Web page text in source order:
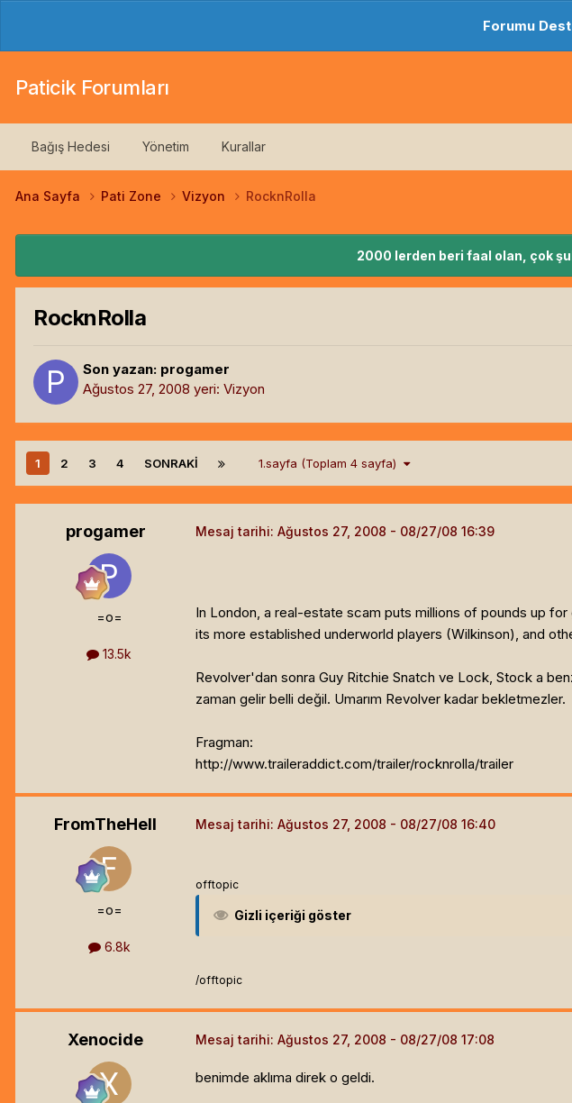
Forumu
Paticik Forumları
Bağış Hedesi Yönetim Kurallar
Ana Sayfa Pati Zone Vizyon RocknRolla
2000 lerden beri faal olan, çok
RocknRolla
Son yazan: progamer
Ağustos 27, 2008 yeri: Vizyon
1 2 3 4 SONRAKI 1.sayfa (Toplam 4 sayfa)
progamer
=o=
13.5k
Mesaj tarihi: Ağustos 27, 2008
In London, a real-estate scam puts millions of pounds up
its more established underworld players (Wilkinson), and
Revolver'dan sonra Guy Ritchie Snatch ve Lock, Stock a
zaman gelir belli değil. Umarım Revolver kadar bekletmezler.
Fragman:
http://www.traileraddict.com/trailer/rocknrolla/trailer
FromTheHell
=o=
6.8k
Mesaj tarihi: Ağustos 27, 2008
offtopic
Gizli içeriği göster
/offtopic
Xenocide Mesaj tarihi: Ağustos 27, 2008
benimde aklıma direk o geldi.